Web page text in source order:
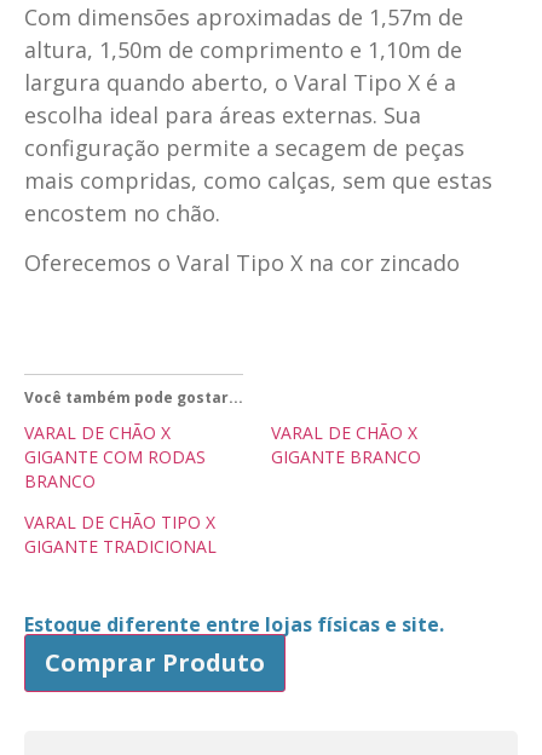
Com dimensões aproximadas de 1,57m de
altura, 1,50m de comprimento e 1,10m de
largura quando aberto, o Varal Tipo X é a
escolha ideal para áreas externas. Sua
configuração permite a secagem de peças
mais compridas, como calças, sem que estas
encostem no chão.
Oferecemos o Varal Tipo X na cor zincado
Você também pode gostar...
VARAL DE CHÃO X
GIGANTE COM RODAS
BRANCO
VARAL DE CHÃO X
GIGANTE BRANCO
VARAL DE CHÃO TIPO X
GIGANTE TRADICIONAL
Estoque diferente entre lojas físicas e site.
Comprar Produto